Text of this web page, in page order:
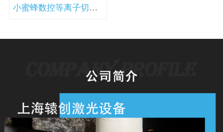
小蜜蜂数控等离子切割机